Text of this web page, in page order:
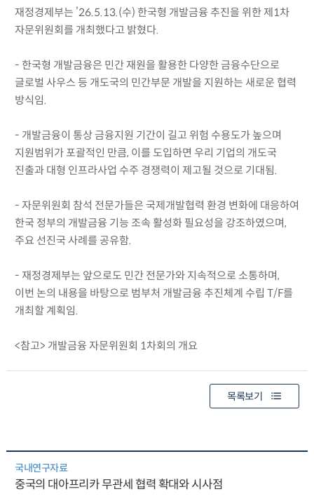
재정경제부는 ’26.5.13.(수) 한국형 개발금융 추진을 위한 제1차
자문위원회를 개최했다고 밝혔다.
- 한국형 개발금융은 민간 재원을 활용한 다양한 금융수단으로
글로벌 사우스 등 개도국의 민간부문 개발을 지원하는 새로운 협력
방식임.
- 개발금융이 통상 금융지원 기간이 길고 위험 수용도가 높으며
지원범위가 포괄적인 만큼, 이를 도입하면 우리 기업의 개도국
진출과 대형 인프라사업 수주 경쟁력이 제고될 것으로 기대됨.
- 자문위원회 참석 전문가들은 국제개발협력 환경 변화에 대응하여
한국 정부의 개발금융 기능 조속 활성화 필요성을 강조하였으며,
주요 선진국 사례를 공유함.
- 재정경제부는 앞으로도 민간 전문가와 지속적으로 소통하며,
이번 논의 내용을 바탕으로 범부처 개발금융 추진체계 수립 T/F를
개최할 계획임.
<참고> 개발금융 자문위원회 1차회의 개요
목록보기
국내연구자료
중국의 대아프리카 무관세 협력 확대와 시사점